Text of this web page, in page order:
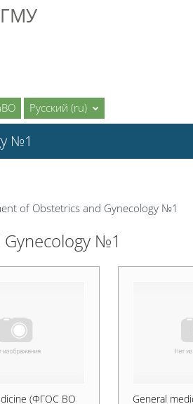
Русский ‎(ru)‎
№1
of Obstetrics and Gynecology №1
№1
(ФГОС ВО
General